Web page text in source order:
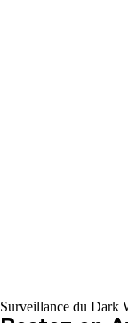
Surveillance du Dark